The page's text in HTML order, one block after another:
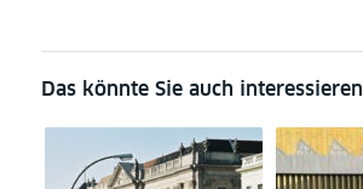
Das könnte Sie auch interessieren